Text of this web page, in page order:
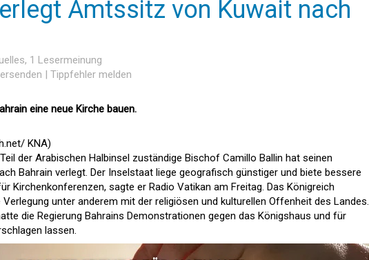
Amtssitz von Kuwait nach
, 1 Lesermeinung
| Tippfehler melden
eine neue Kirche bauen.
KNA)
der Arabischen Halbinsel zuständige Bischof Camillo Ballin hat seinen
Bahrain verlegt. Der Inselstaat liege geografisch günstiger und biete bessere
Kirchenkonferenzen, sagte er Radio Vatikan am Freitag. Das Königreich
unter anderem mit der religiösen und kulturellen Offenheit des Landes.
die Regierung Bahrains Demonstrationen gegen das Königshaus und für
lassen.